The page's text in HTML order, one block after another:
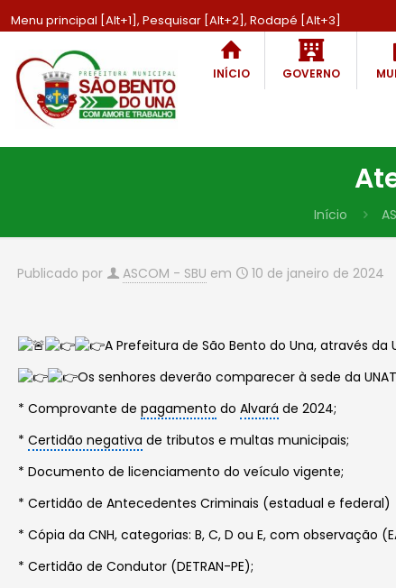
Menu principal [Alt+1], Pesquisar [Alt+2], Rodapé [Alt+3]
INÍCIO GOVERNO
Início
Publicado por ASCOM - SBU em 10 de janeiro de 2024
A Prefeitura de São Bento do Una, através
Os senhores deverão comparecer à sede da
*Comprovante depagamento doAlvará de 2024;
*Certidão negativa de tributos e multas municipais;
* Documento de licenciamento do veículo vigente;
* Certidão de Antecedentes Criminais (estadual e federal)
* Cópia da CNH, categorias: B, C, D ou E, com observação
* Certidão de Condutor (DETRAN-PE);